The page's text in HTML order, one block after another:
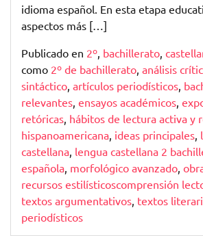
Bachillerato
idioma español. En esta etapa
aspectos más […]
Publicado en 2º, bachillerato,
como 2º de bachillerato, análisis
sintáctico, artículos periodísticos,
relevantes, ensayos académicos,
retóricas, hábitos de lectura activa y
hispanoamericana, ideas principales,
castellana, lengua castellana 2
española, morfológico avanzado,
recursos estilísticoscomprensión
textos argumentativos, textos
periodísticos